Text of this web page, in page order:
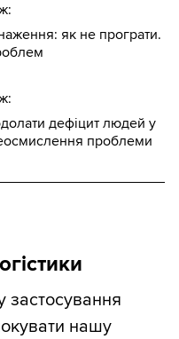
як не програти.
дефіцит людей у
проблеми
застосування
нашу